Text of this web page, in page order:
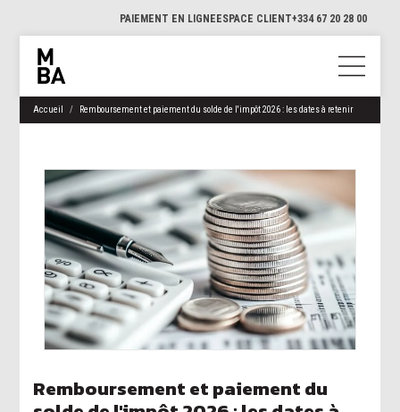
PAIEMENT EN LIGNEESPACE CLIENT+334 67 20 28 00
Accueil Remboursement et paiement du solde de l'impôt 2026 : les dates à retenir
Remboursement et paiement du